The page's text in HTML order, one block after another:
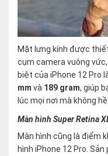
Mặt lưng kính được
cụm camera vuông
biệt của iPhone 12 Pro
mm và 189 gram, giúp
lúc mọi nơi mà không
Màn hình Super Retina
Màn hình cũng là điểm
hình iPhone 12 Pro.